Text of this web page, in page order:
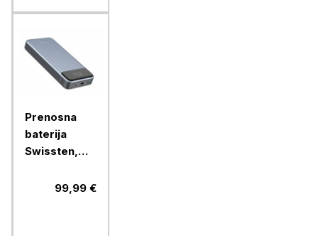
49545
Prenosna
baterija
Swissten,
133W PD99,99 €